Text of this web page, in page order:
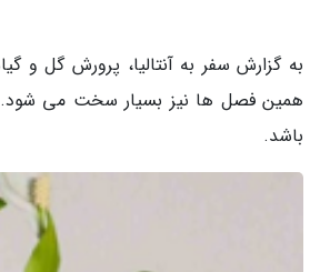
به گزارش سفر به آنتالیا، پرورش گل و
همین فصل ها نیز بسیار سخت می شود.
باشد.